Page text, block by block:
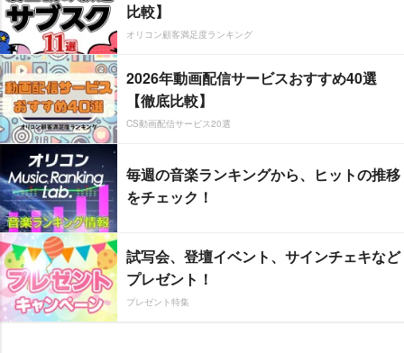
比較】
オリコン顧客満足度ランキング
2026年動画配信サービスおすすめ40選
【徹底比較】
CS動画配信サービス20選
毎週の音楽ランキングから、ヒットの推移
をチェック！
試写会、登壇イベント、サインチェキなど
プレゼント！
プレゼント特集